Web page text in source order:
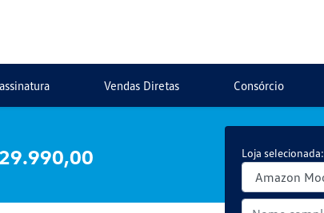
Vendas Diretas Consórcio
Loja selecionada: